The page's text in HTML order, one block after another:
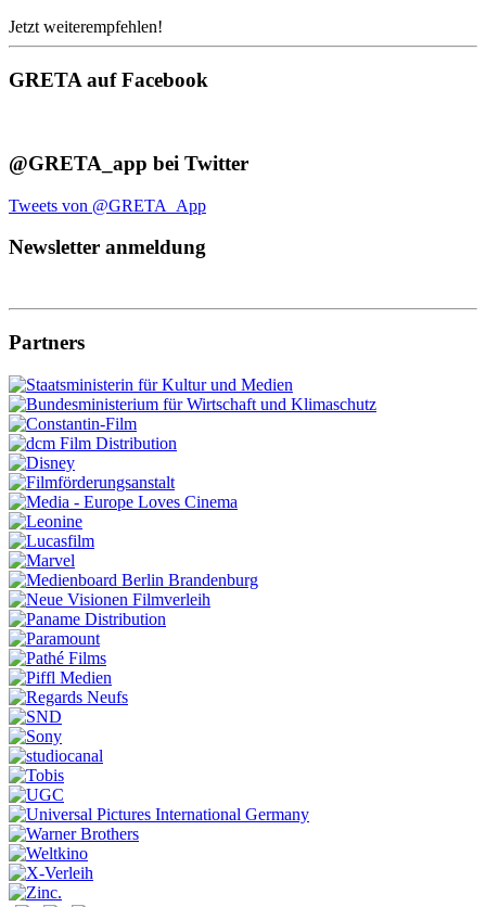
Jetzt weiterempfehlen!
GRETA auf Facebook
@GRETA_app bei Twitter
Tweets von @GRETA_App
Newsletter anmeldung
Partners